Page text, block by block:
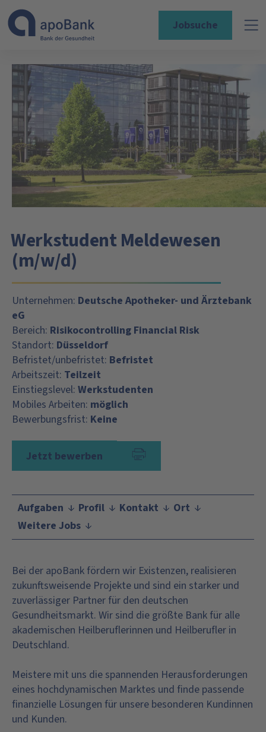
Jobsuche
Werkstudent Meldewesen
(m/w/d)
Unternehmen: Deutsche Apotheker- und Ärztebank
eG
Bereich: Risikocontrolling Financial Risk
Standort: Düsseldorf
Befristet/unbefristet: Befristet
Arbeitszeit: Teilzeit
Einstiegslevel: Werkstudenten
Mobiles Arbeiten: möglich
Bewerbungsfrist: Keine
Jetzt bewerben
Aufgaben Profil Kontakt
Ort
Weitere Jobs
Bei der apoBank fördern wir Existenzen, realisieren
zukunftsweisende Projekte und sind ein starker und
zuverlässiger Partner für den deutschen
Gesundheitsmarkt. Wir sind die größte Bank für alle
akademischen Heilberuflerinnen und Heilberufler in
Deutschland.
Meistere mit uns die spannenden Herausforderungen
eines hochdynamischen Marktes und finde passende
finanzielle Lösungen für unsere besonderen Kundinnen
und Kunden.